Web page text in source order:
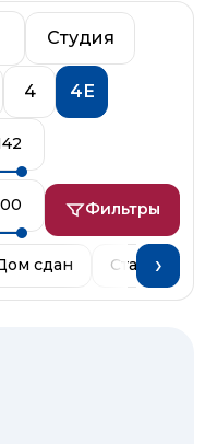
персональных
Студия
4 4Е
Фильтры
сдан Старт
›